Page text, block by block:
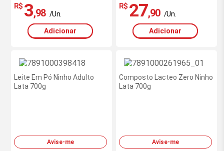
R$ 3,98 /Un.
Adicionar
R$ 27,90 /Un.
Adicionar
Leite Em Pó Ninho Adulto
Lata 700g
Avise-me
Composto Lacteo Zero Ninho
Lata 700g
Avise-me